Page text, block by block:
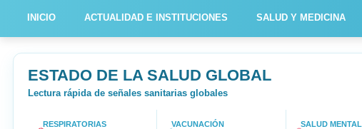
INICIO ACTUALIDAD E INSTITUCIONES SALUD Y MEDICINA
ESTADO DE LA SALUD GLOBAL
Lectura rápida de señales sanitarias globales
RESPIRATORIAS VACUNACIÓN SALUD MENTAL